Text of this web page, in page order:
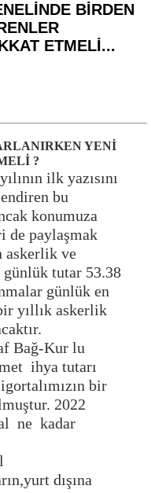
BİRDEN
ETMELİ...
YENİ
?
ilk yazısını
bu
konumuza
de paylaşmak
askerlik ve
tutar 53.38
günlük en
yıllık askerlik
Bağ-Kur lu
ihya tutarı
bir
2022
ne kadar
dışına